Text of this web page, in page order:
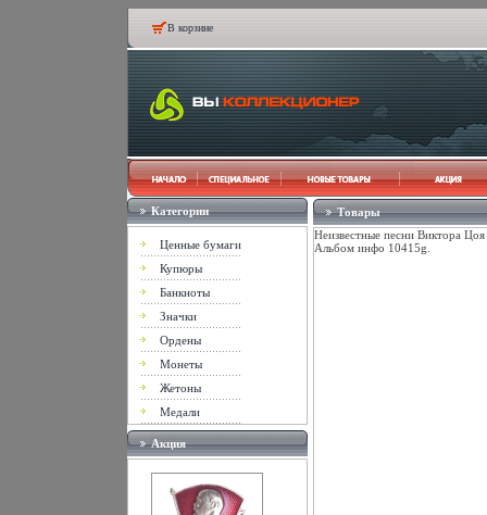
В корзине
Категории
Ценные бумаги
Купюры
Банкноты
Значки
Ордены
Монеты
Жетоны
Медали
Акция
Товары
Неизвестные песни Виктора
Альбом инфо 10415g.